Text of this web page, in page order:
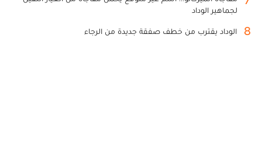
لجماهير الوداد
8 الوداد يقترب من خطف صفقة جديدة من الرجاء